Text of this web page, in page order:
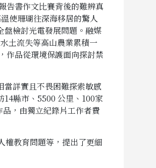
告書作文比賽背後的難辨真
使珊瑚往深海移居的驚人
盤檢討光電發展問題。融媒
土流失等高山農業累積一
作品從環境保護面向探討禁
詳實且不畏困難探索敏感
縣市、5500 公里、100家
，由獨立紀錄片工作者費
權教育問題等，提出了更細